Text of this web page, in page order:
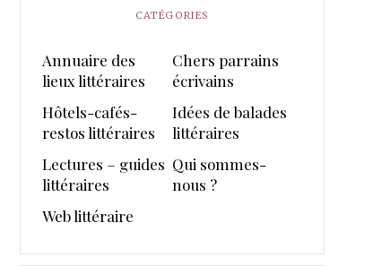
CATÉGORIES
Annuaire des
lieux littéraires
Chers parrains
écrivains
Hôtels-cafés-
restos littéraires
Idées de balades
littéraires
Lectures – guides
littéraires
Qui sommes-
nous ?
Web littéraire